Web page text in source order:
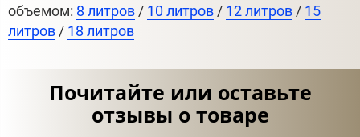
объемом: 8 литров / 10 литров / 12 литров / 15
литров / 18 литров
Почитайте или оставьте
отзывы о товаре